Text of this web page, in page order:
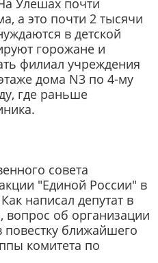
а это почти 2 тысячи
в детской
горожане и
филиал учреждения
дома N3 по 4-му
где раньше
совета
"Единой России" в
написал депутат в
вопрос об организации
ближайшего
комитета по